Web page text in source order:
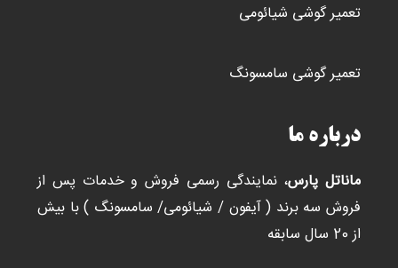
تعمیر گوشی شیائومی
تعمیر گوشی سامسونگ
درباره ما
ماناتل پارس، نمایندگی رسمی فروش و خدمات پس از
فروش سه برند ( آیفون / شیائومی/ سامسونگ ) با بیش
از 20 سال سابقه